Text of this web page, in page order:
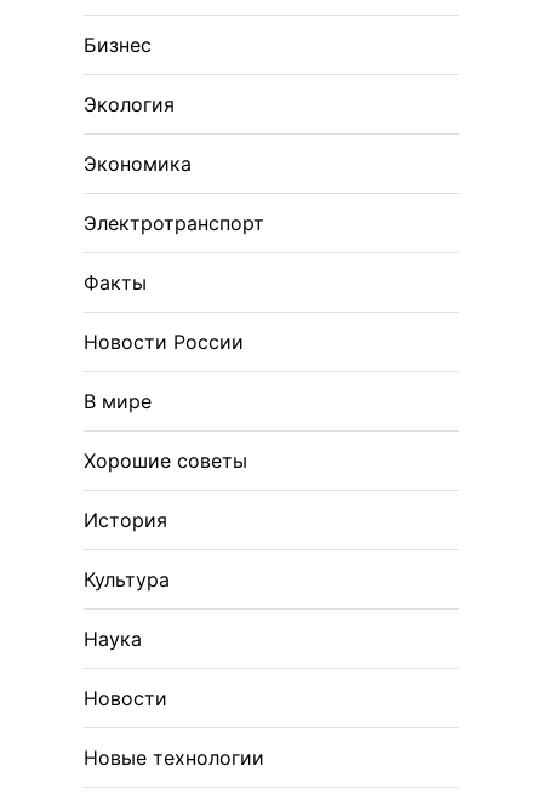
Бизнес
Экология
Экономика
Электротранспорт
Факты
Новости России
В мире
Хорошие советы
История
Культура
Наука
Новости
Новые технологии